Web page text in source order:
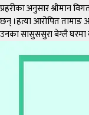
प्रहरीका अनुसार श्रीमान
छन् ।हत्या आरोपित तामाङ
उनका सासुससुरा बेग्लै